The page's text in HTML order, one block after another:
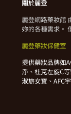
關於麗登
麗登網路藥妝館
妳的各種需求。
麗登藥妝保健室
提供藥妝品牌如
淨、杜克左旋C
淑旂女寶、AFC